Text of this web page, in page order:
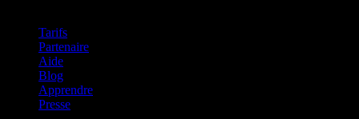
Tarifs
Partenaire
Aide
Blog
Apprendre
Presse